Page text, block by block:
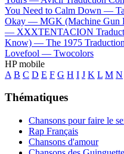
You Need to Calm Down —
Okay — MGK (Machine Gun
— XXXTENTACION
Know) — The 1975
Lovefool — Twocolors
HP mobile
A B C D E F G H I J K L M N
Thématiques
Chansons pour faire le
Rap Français
Chansons d'amour